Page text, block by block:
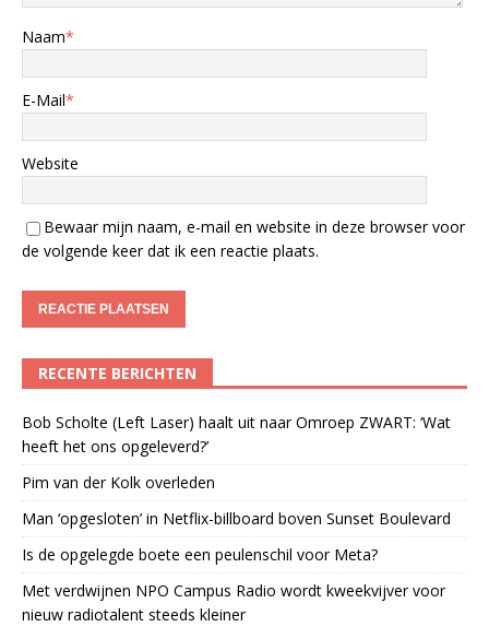
Naam*
E-Mail*
Website
Bewaar mijn naam, e-mail en website in deze browser voor
de volgende keer dat ik een reactie plaats.
RECENTE BERICHTEN
Bob Scholte (Left Laser) haalt uit naar Omroep ZWART: ‘Wat
heeft het ons opgeleverd?’
Pim van der Kolk overleden
Man ‘opgesloten’ in Netflix-billboard boven Sunset Boulevard
Is de opgelegde boete een peulenschil voor Meta?
Met verdwijnen NPO Campus Radio wordt kweekvijver voor
nieuw radiotalent steeds kleiner